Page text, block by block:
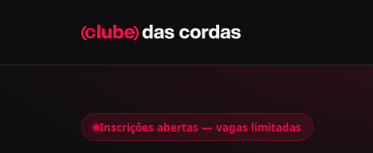
Inscrições abertas — vagas limitadas